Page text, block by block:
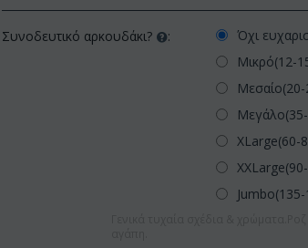
Συνοδευτικό αρκουδάκι? :
Όχι
Μικρό(12-
XLarge(60-